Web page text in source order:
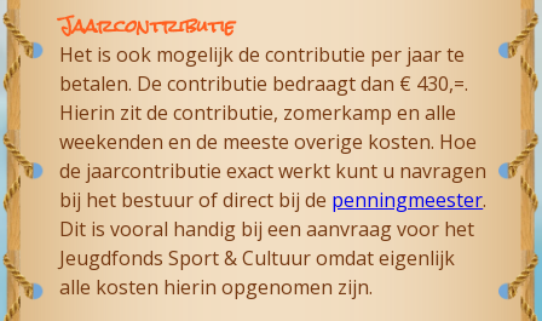
Jaarcontributie
Het is ook mogelijk de contributie per jaar te
betalen. De contributie bedraagt dan € 430,=.
Hierin zit de contributie, zomerkamp en alle
weekenden en de meeste overige kosten. Hoe
de jaarcontributie exact werkt kunt u navragen
bij het bestuur of direct bij de penningmeester.
Dit is vooral handig bij een aanvraag voor het
Jeugdfonds Sport & Cultuur omdat eigenlijk
alle kosten hierin opgenomen zijn.